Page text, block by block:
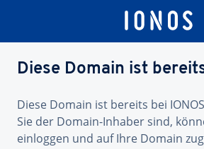
Diese Domain ist
Diese Domain ist bereits bei
Sie der Domain-Inhaber sind,
einloggen und auf Ihre Domain